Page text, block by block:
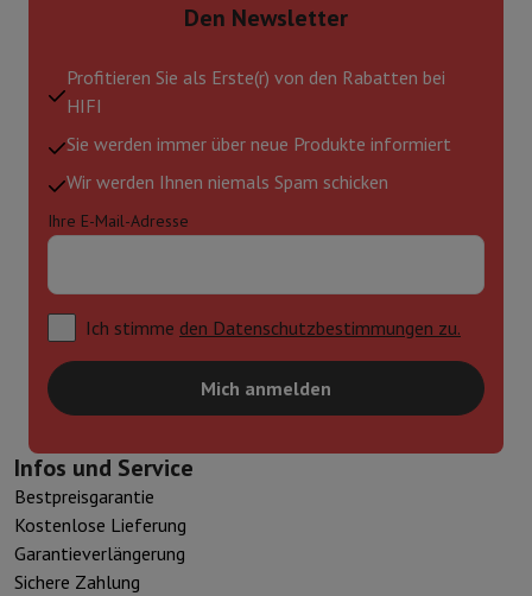
Den Newsletter
Profitieren Sie als Erste(r) von den Rabatten bei
HIFI
Sie werden immer über neue Produkte informiert
Wir werden Ihnen niemals Spam schicken
Ihre E-Mail-Adresse
Ich stimme den Datenschutzbestimmungen zu.
Mich anmelden
Infos und Service
Bestpreisgarantie
Kostenlose Lieferung
Garantieverlängerung
Sichere Zahlung